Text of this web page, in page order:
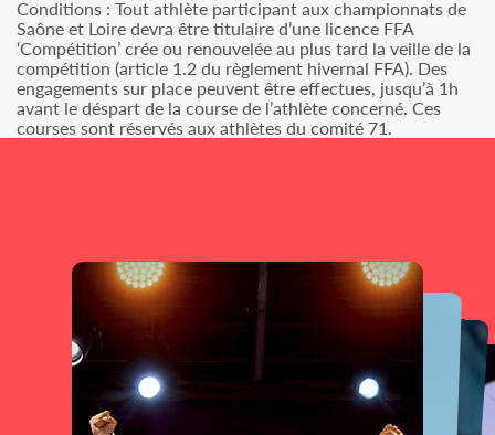
Conditions : Tout athlète participant aux championnats de
Saône et Loire devra être titulaire d’une licence FFA
‘Compétition’ crée ou renouvelée au plus tard la veille de la
compétition (article 1.2 du règlement hivernal FFA). Des
engagements sur place peuvent être effectues, jusqu’à 1h
avant le déspart de la course de l’athlète concerné. Ces
courses sont réservés aux athlètes du comité 71.